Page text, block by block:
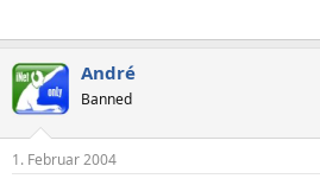
André
Banned
1. Februar 2004